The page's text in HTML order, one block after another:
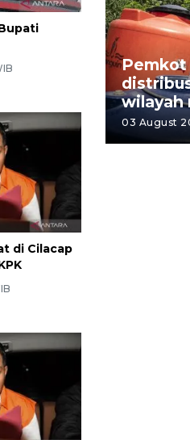
di Cilacap
air
Pemkot
wilayah
03 August